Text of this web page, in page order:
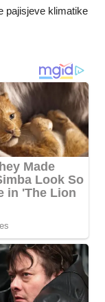
pajisjeve klimatike